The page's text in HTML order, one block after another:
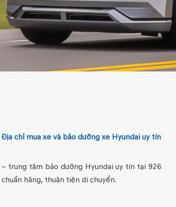
chỉ mua xe và bảo dưỡng xe Hyundai uy tín
trung tâm bảo dưỡng Hyundai uy tín tại 926
hãng, thuận tiện di chuyển.